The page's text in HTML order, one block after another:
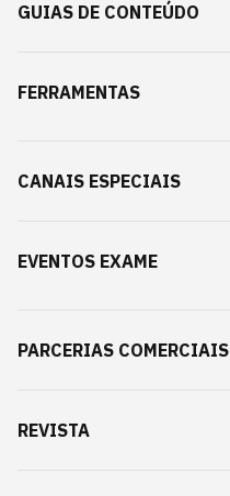
GUIAS DE CONTEÚDO
FERRAMENTAS
CANAIS ESPECIAIS
EVENTOS EXAME
PARCERIAS COMERCIAIS
REVISTA